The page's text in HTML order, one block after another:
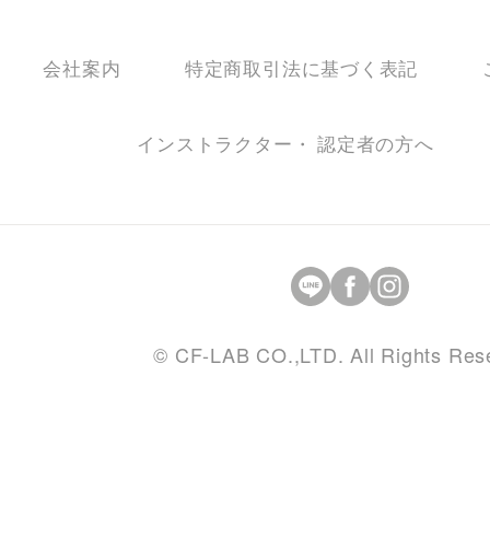
会社案内 特定商取引法に基づく表記
インストラクター・ 認定者の方へ
© CF-LAB CO.,LTD. All Rights